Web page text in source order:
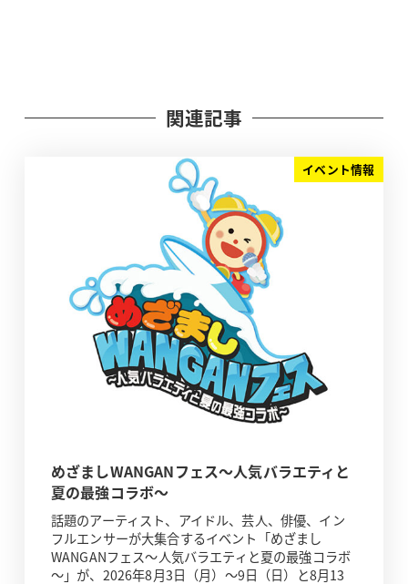
関連記事
イベント情報
めざましWANGANフェス～人気バラエティと
夏の最強コラボ～
話題のアーティスト、アイドル、芸人、俳優、イン
フルエンサーが大集合するイベント「めざまし
WANGANフェス～人気バラエティと夏の最強コラボ
～」が、2026年8月3日（月）～9日（日）と8月13